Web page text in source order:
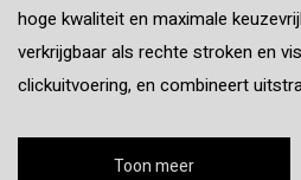
hoge kwaliteit en maximale
verkrijgbaar als rechte stroken en
clickuitvoering, en combineert
Toon meer